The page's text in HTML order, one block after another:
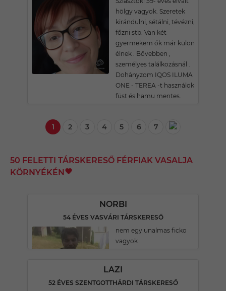
hölgy vagyok. Szeretek
kirándulni, sétálni, tévézni,
főzni stb. Van két
gyermekem ők már külön
élnek . Bővebben ,
személyes találkozásnál .
Dohányzom IQOS ILUMA
ONE - TEREA -t használok
füst és hamu mentes.
1 2 3 4 5 6 7
50 FELETTI TÁRSKERESŐ FÉRFIAK VASALJA
KÖRNYÉKÉN
NORBI
54 ÉVES VASVÁRI TÁRSKERESŐ
nem egy unalmas ficko
vagyok
LAZI
52 ÉVES SZENTGOTTHÁRDI TÁRSKERESŐ